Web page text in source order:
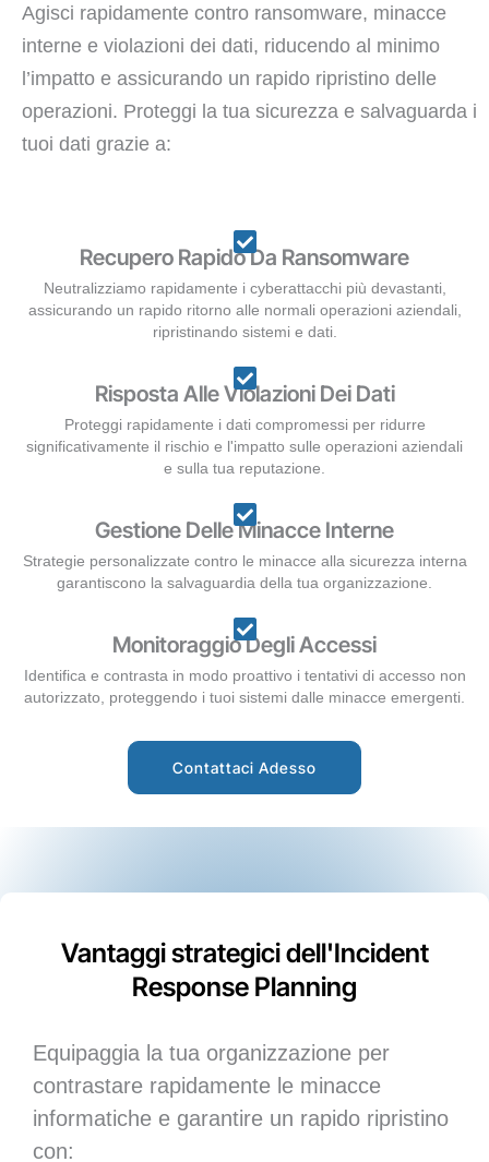
Agisci rapidamente contro ransomware, minacce
interne e violazioni dei dati, riducendo al minimo
l’impatto e assicurando un rapido ripristino delle
operazioni. Proteggi la tua sicurezza e salvaguarda i
tuoi dati grazie a:
Recupero Rapido Da Ransomware
Neutralizziamo rapidamente i cyberattacchi più devastanti,
assicurando un rapido ritorno alle normali operazioni aziendali,
ripristinando sistemi e dati.
Risposta Alle Violazioni Dei Dati
Proteggi rapidamente i dati compromessi per ridurre
significativamente il rischio e l'impatto sulle operazioni aziendali
e sulla tua reputazione.
Gestione Delle Minacce Interne
Strategie personalizzate contro le minacce alla sicurezza interna
garantiscono la salvaguardia della tua organizzazione.
Monitoraggio Degli Accessi
Identifica e contrasta in modo proattivo i tentativi di accesso non
autorizzato, proteggendo i tuoi sistemi dalle minacce emergenti.
Contattaci Adesso
Vantaggi strategici dell'Incident
Response Planning
Equipaggia la tua organizzazione per
contrastare rapidamente le minacce
informatiche e garantire un rapido ripristino
con: